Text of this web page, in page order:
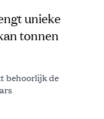
unieke
tonnen
behoorlijk de